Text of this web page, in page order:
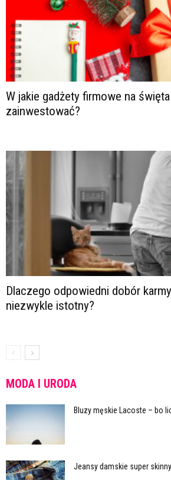
W jakie gadżety firmowe na
zainwestować?
Dlaczego odpowiedni dobór
niezwykle istotny?
MODA I URODA
Bluzy męskie Lacoste – bo
Jeansy damskie super